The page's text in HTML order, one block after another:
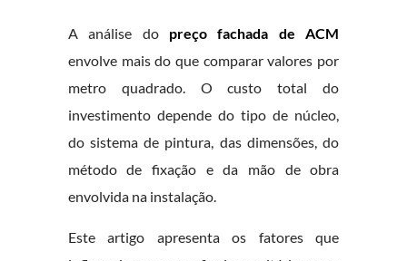
A análise do preço fachada de ACM
envolve mais do que comparar valores por
metro quadrado. O custo total do
investimento depende do tipo de núcleo,
do sistema de pintura, das dimensões, do
método de fixação e da mão de obra
envolvida na instalação.
Este artigo apresenta os fatores que